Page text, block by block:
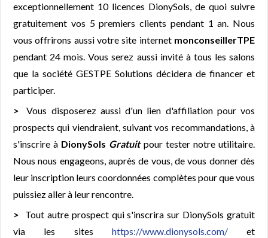
exceptionnellement 10 licences DionySols, de quoi suivre
gratuitement vos 5 premiers clients pendant 1 an. Nous
vous offrirons aussi votre site internet monconseillerTPE
pendant 24 mois. Vous serez aussi invité à tous les salons
que la société GESTPE Solutions décidera de financer et
participer.
Vous disposerez aussi d'un lien d'affiliation pour vos
prospects qui viendraient, suivant vos recommandations, à
s'inscrire à DionySols Gratuitpour tester notre utilitaire.
Nous nous engageons, auprès de vous, de vous donner dès
leur inscription leurs coordonnées complètes pour que vous
puissiez aller à leur rencontre.
Tout autre prospect qui s'inscrira sur DionySols gratuit
via les sites https://www.dionysols.com/et